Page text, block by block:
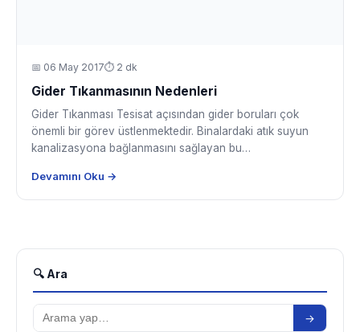
📅 06 May 2017⏱ 2 dk
Gider Tıkanmasının Nedenleri
Gider Tıkanması Tesisat açısından gider boruları çok
önemli bir görev üstlenmektedir. Binalardaki atık suyun
kanalizasyona bağlanmasını sağlayan bu…
Devamını Oku →
🔍 Ara
→